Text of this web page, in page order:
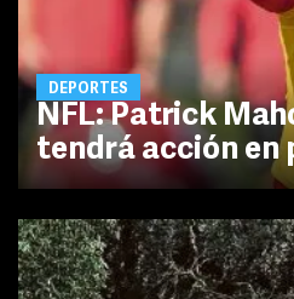
DEPORTES
NFL: Patrick
tendrá acción en